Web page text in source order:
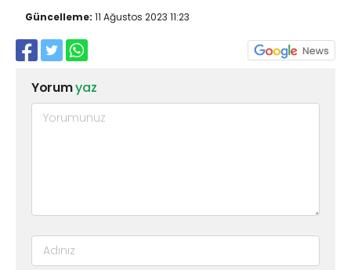
Güncelleme: 11 Ağustos 2023 11:23
Yorumyaz